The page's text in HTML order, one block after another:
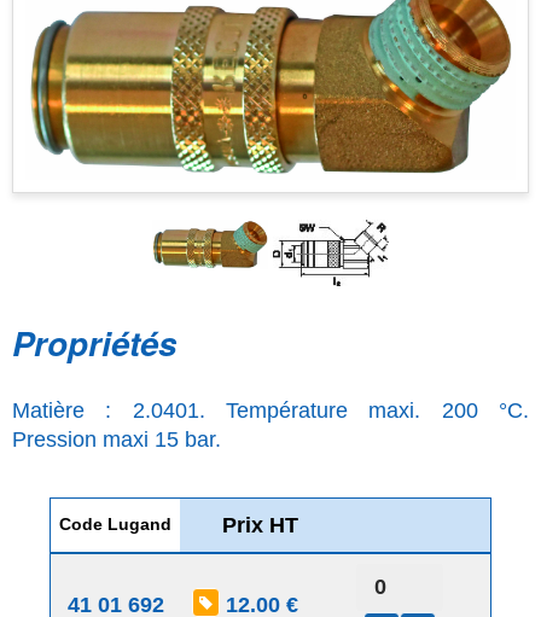
Propriétés
Matière : 2.0401. Température maxi. 200 °C.
Pression maxi 15 bar.
Code Lugand Prix HT
41 01 692 12.00 €